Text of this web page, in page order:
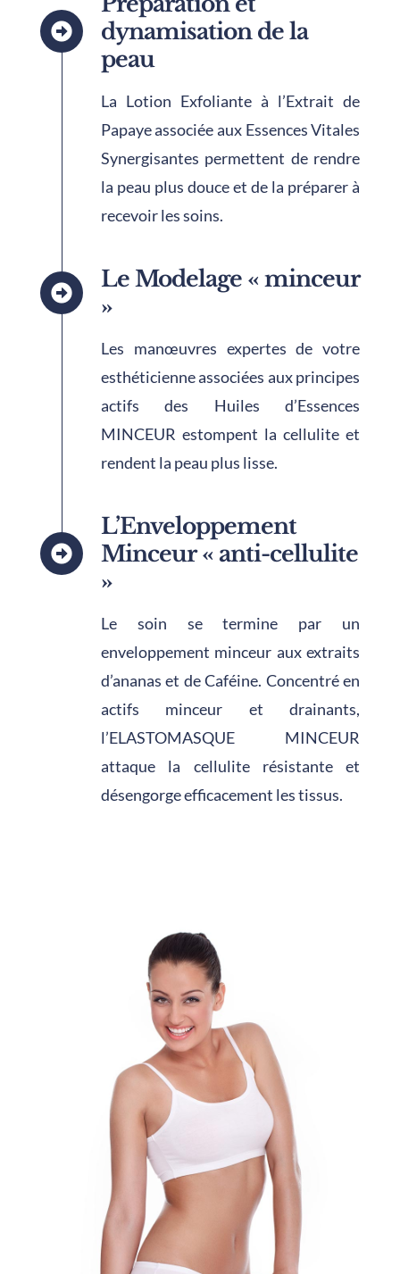
dynamisation de la
peau
La Lotion Exfoliante à l’Extrait de
Papaye associée aux Essences Vitales
Synergisantes permettent de rendre
la peau plus douce et de la préparer à
recevoir les soins.
Le Modelage « minceur
»
Les manœuvres expertes de votre
esthéticienne associées aux principes
actifs des Huiles d’Essences
MINCEUR estompent la cellulite et
rendent la peau plus lisse.
L’Enveloppement
Minceur « anti-cellulite
»
Le soin se termine par un
enveloppement minceur aux extraits
d’ananas et de Caféine. Concentré en
actifs minceur et drainants,
l’ELASTOMASQUE MINCEUR
attaque la cellulite résistante et
désengorge efficacement les tissus.